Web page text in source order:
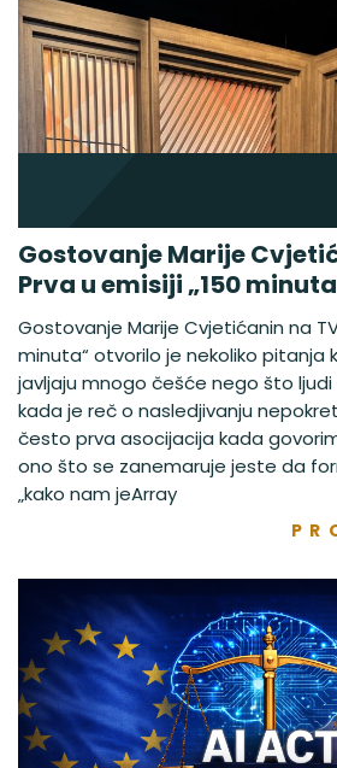
Gostovanje Marije
Prva u emisiji „150
Gostovanje Marije Cvjetićanin na TV
minuta“ otvorilo je nekoliko pitanja
javljaju mnogo češće nego što
kada je reč o nasledjivanju
često prva asocijacija kada
ono što se zanemaruje jeste da
„kako nam jeArray